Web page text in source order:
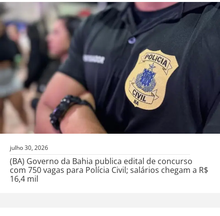
julho 30, 2026
(BA) Governo da Bahia publica edital de concurso
com 750 vagas para Polícia Civil; salários chegam a R$
16,4 mil